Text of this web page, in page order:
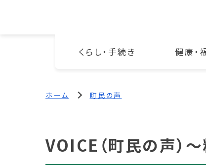
くらし・手続き 健康・
ホーム 町民の声
VOICE（町民の声）